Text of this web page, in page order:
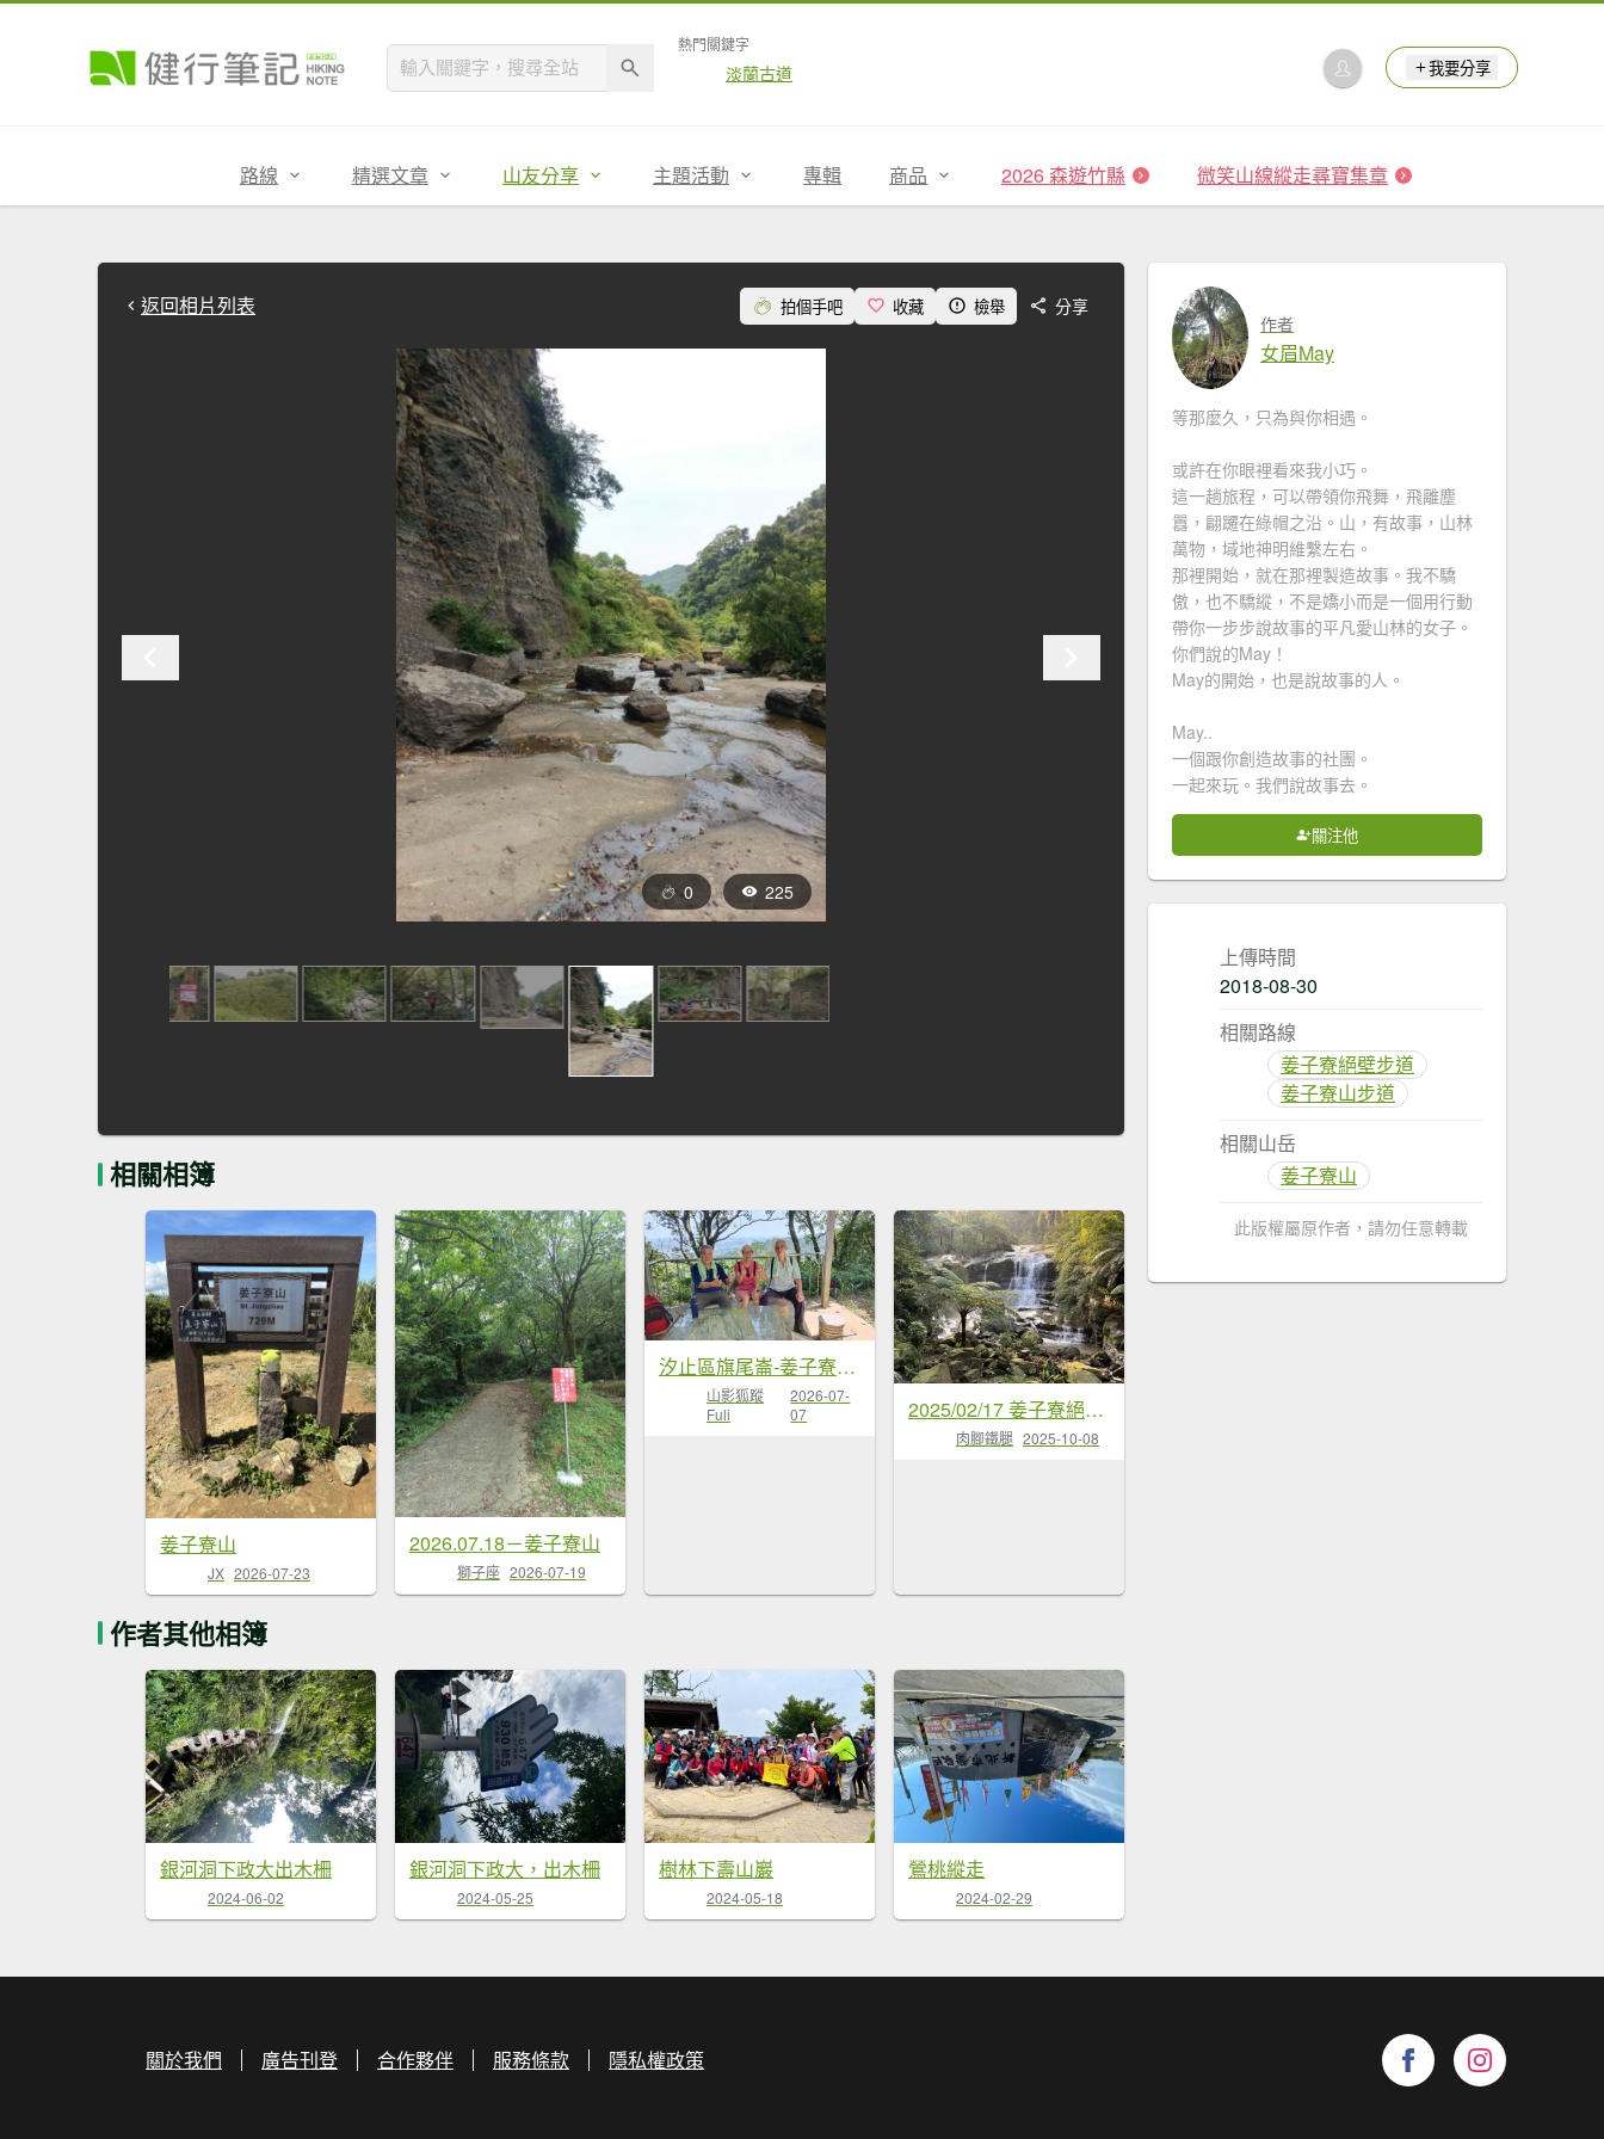
熱門關鍵字
淡蘭古道 我要分享
路線 精選文章 山友分享 主題活動 專輯 商品 2026 森遊竹縣 微笑山線縱走尋寶集章
返回相片列表 拍個手吧 收藏 檢舉 分享
0 225
相關相簿
姜子寮山
JX 2026-07-23
2026.07.18－姜子寮山
獅子座 2026-07-19
汐止區旗尾崙-姜子寮瀑布-姜子寮絕壁
山影狐蹤
Fuli
2026-07-
07
2025/02/17 姜子寮絕壁瀑布 姜子寮山
肉腳鐵腿 2025-10-08
作者其他相簿
銀河洞下政大出木柵
2024-06-02
銀河洞下政大，出木柵
2024-05-25
樹林下壽山巖
2024-05-18
鶯桃縱走
2024-02-29
作者
女眉May
等那麼久，只為與你相遇。
或許在你眼裡看來我小巧。
這一趟旅程，可以帶領你飛舞，飛離塵
囂，翩躚在綠帽之沿。山，有故事，山林
萬物，域地神明維繫左右。
那裡開始，就在那裡製造故事。我不驕
傲，也不驕縱，不是嬌小而是一個用行動
帶你一步步說故事的平凡愛山林的女子。
你們說的May！
May的開始，也是說故事的人。
May..
一個跟你創造故事的社團。
一起來玩。我們說故事去。
關注他
上傳時間
2018-08-30
相關路線
姜子寮絕壁步道
姜子寮山步道
相關山岳
姜子寮山
此版權屬原作者，請勿任意轉載
關於我們 廣告刊登 合作夥伴 服務條款 隱私權政策